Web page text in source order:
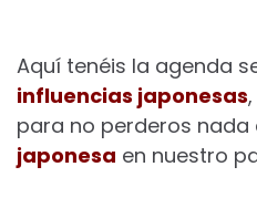
Aquí tenéis la agenda
influencias japonesas
para no perderos nada
japonesa en nuestro